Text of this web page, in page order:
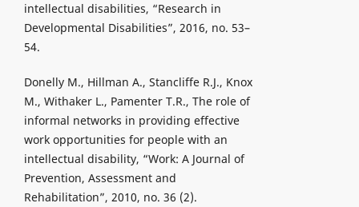
intellectual disabilities, “Research in
Developmental Disabilities”, 2016, no. 53–
54.
Donelly M., Hillman A., Stancliffe R.J., Knox
M., Withaker L., Pamenter T.R., The role of
informal networks in providing effective
work opportunities for people with an
intellectual disability, “Work: A Journal of
Prevention, Assessment and
Rehabilitation”, 2010, no. 36 (2).